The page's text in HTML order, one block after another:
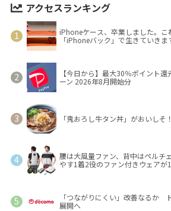
アクセスランキング
iPhoneケース、卒業しました。
「iPhoneバック」で生きていきま
【今日から】最大30％ポイント
ーン 2026年8月開始分
「鬼おろし牛タン丼」がおいし
腰は大風量ファン、背中はペルチ
やす1着2役のファン付きウェアが
「つながりにくい」改善なるか
展開へ